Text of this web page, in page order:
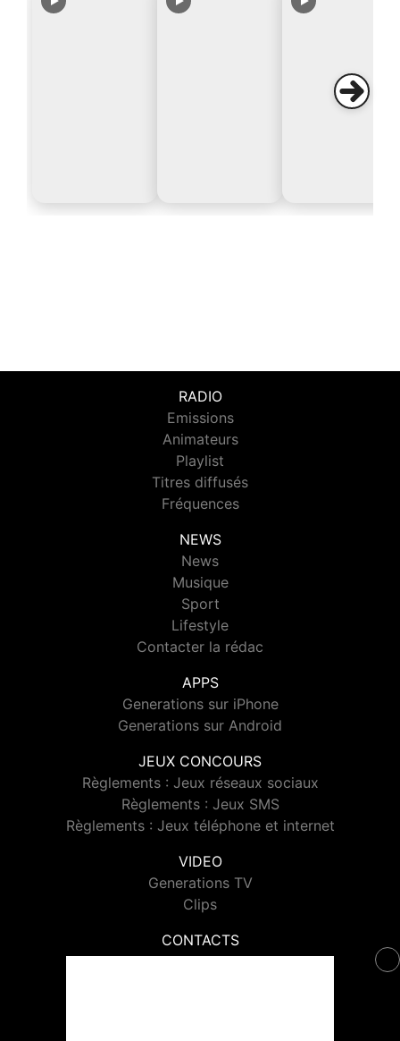
RADIO
Emissions
Animateurs
Playlist
Titres diffusés
Fréquences
NEWS
News
Musique
Sport
Lifestyle
Contacter la rédac
APPS
Generations sur iPhone
Generations sur Android
JEUX CONCOURS
Règlements : Jeux réseaux sociaux
Règlements : Jeux SMS
Règlements : Jeux téléphone et internet
VIDEO
Generations TV
Clips
CONTACTS
Contacter Generations